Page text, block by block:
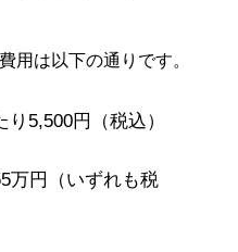
用は以下の通りです。
5,500円（税込）
万円（いずれも税